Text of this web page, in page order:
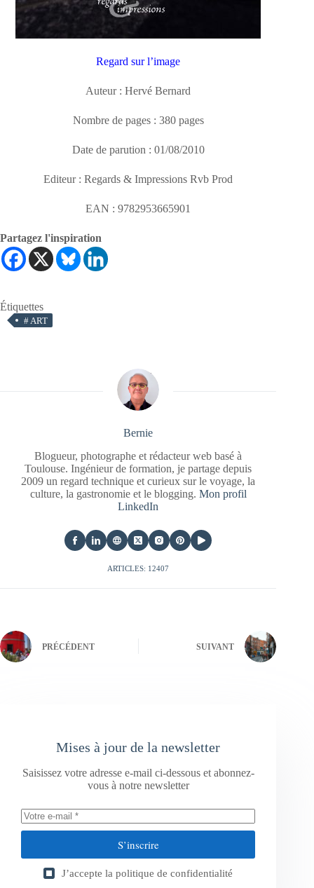
Regard sur l’image
Auteur : Hervé Bernard
Nombre de pages : 380 pages
Date de parution : 01/08/2010
Editeur : Regards & Impressions Rvb Prod
EAN : 9782953665901
Partagez l'inspiration
Étiquettes
# ART
Bernie
Blogueur, photographe et rédacteur web basé à
Toulouse. Ingénieur de formation, je partage depuis
2009 un regard technique et curieux sur le voyage, la
culture, la gastronomie et le blogging. Mon profil
LinkedIn
ARTICLES: 12407
PRÉCÉDENT SUIVANT
Mises à jour de la newsletter
Saisissez votre adresse e-mail ci-dessous et abonnez-
vous à notre newsletter
S’inscrire
J’accepte la politique de confidentialité